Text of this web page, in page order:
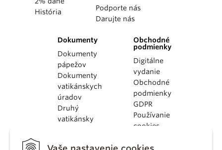
História
Podporte nás
Darujte nás
Dokumenty
Dokumenty
pápežov
Dokumenty
vatikánskych
úradov
Druhý
vatikánsky
Obchodné
podmienky
Digitálne
vydanie
Obchodné
podmienky
GDPR
Používanie
cookies